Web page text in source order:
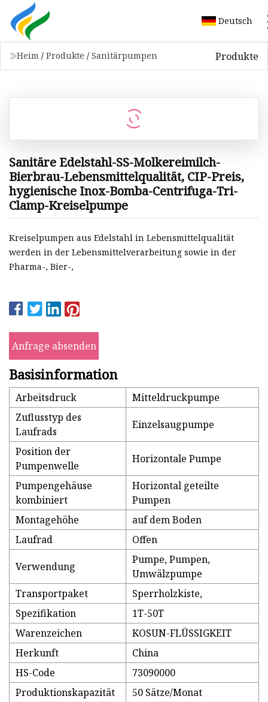
Deutsch
Heim / Produkte / Sanitärpumpen Produkte
Sanitäre Edelstahl-SS-Molkereimilch-
Bierbrau-Lebensmittelqualität, CIP-Preis,
hygienische Inox-Bomba-Centrifuga-Tri-
Clamp-Kreiselpumpe
Kreiselpumpen aus Edelstahl in Lebensmittelqualität
werden in der Lebensmittelverarbeitung sowie in der
Pharma-, Bier-,
Anfrage absenden
Basisinformation
Arbeitsdruck
Mitteldruckpumpe
Zuflusstyp des
Laufrads
Einzelsaugpumpe
Position der
Pumpenwelle
Horizontale Pumpe
Pumpengehäuse
kombiniert
Horizontal geteilte
Pumpen
Montagehöhe
auf dem Boden
Laufrad
Offen
Verwendung
Pumpe, Pumpen,
Umwälzpumpe
Transportpaket
Sperrholzkiste,
Spezifikation
1T-50T
Warenzeichen
KOSUN-FLÜSSIGKEIT
Herkunft
China
HS-Code
73090000
Produktionskapazität
50 Sätze/Monat